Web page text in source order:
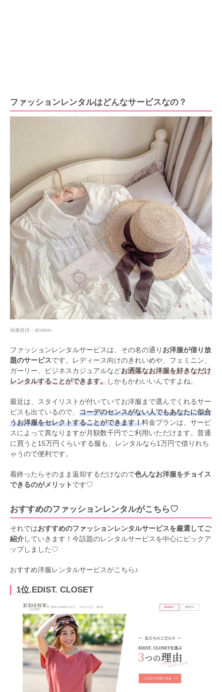
ファッションレンタルはどんなサービスなの？
画像提供： @ririhkt
ファッションレンタルサービスは、その名の通り お洋服が借り放
題のサービスです。レディース向けのきれいめや、フェミニン、
ガーリー、ビジネスカジュアルなどお洒落なお洋服を好きなだけ
レンタルすることができます。
しかもかわいいんですよね。
最近は、スタイリストが付いていてお洋服まで選んでくれるサー
ビスも出ているので、 コーデのセンスがない人でもあなたに似合
うお洋服をセレクトすることができます！料金プランは、サービ
スによって異なりますが月額数千円でご利用いただけます。普通
に買うと15万円くらいする服も、レンタルなら1万円で借りれち
ゃうので便利です。
着終ったらそのまま返却するだけなので色んなお洋服をチョイス
できるのがメリット です♡
おすすめのファッションレンタルがこちら♡
それではおすすめのファッションレンタルサービスを厳選してご
紹介していきます！今話題のレンタルサービスを中心にピックア
ップしました♡
おすすめ洋服レンタルサービスがこちら♪
1位.EDIST. CLOSET